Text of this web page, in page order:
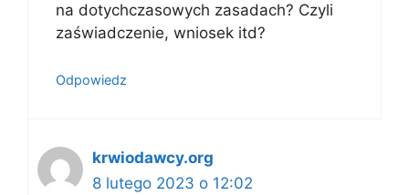
na dotychczasowych zasadach? Czyli
zaświadczenie, wniosek itd?
Odpowiedz
krwiodawcy.org
8 lutego 2023 o 12:02